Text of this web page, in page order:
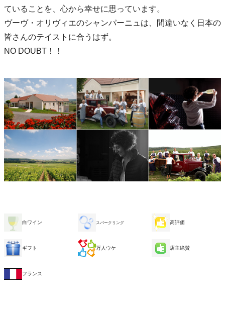
ていることを、心から幸せに思っています。
ヴーヴ・オリヴィエのシャンパーニュは、間違いなく日本の
皆さんのテイストに合うはず。
NO DOUBT！！
白ワイン スパークリング 高評価
ギフト 万人ウケ 店主絶賛
フランス